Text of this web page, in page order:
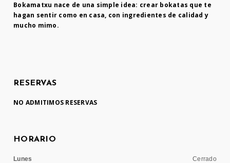
Bokamatxu nace de una simple idea: crear bokatas que te
hagan sentir como en casa, con ingredientes de calidad y
mucho mimo.
RESERVAS
NO ADMITIMOS RESERVAS
HORARIO
Lunes Cerrado